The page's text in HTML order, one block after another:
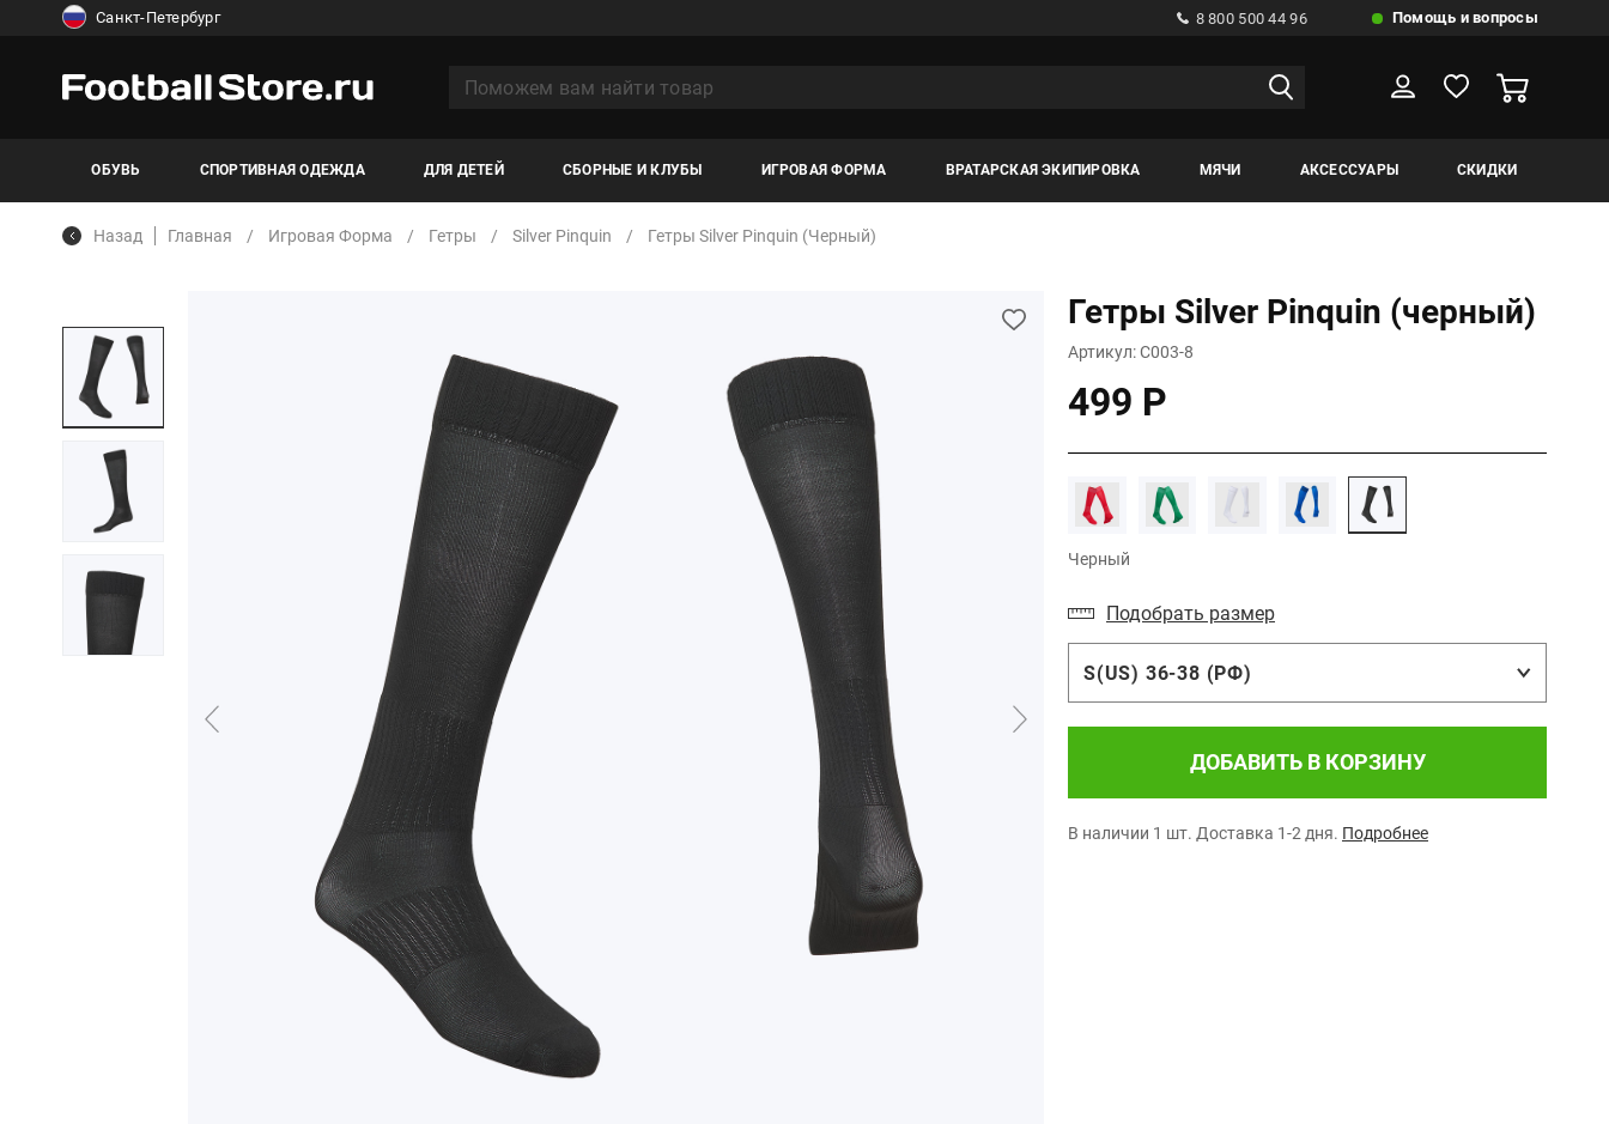
Санкт-Петербург 8 800 500 44 96 Помощь и вопросы
ОБУВЬ СПОРТИВНАЯ ОДЕЖДА ДЛЯ ДЕТЕЙ СБОРНЫЕ И КЛУБЫ ИГРОВАЯ ФОРМА ВРАТАРСКАЯ ЭКИПИРОВКА МЯЧИ АКСЕССУАРЫ СКИДКИ
Назад Главная Игровая Форма Гетры Silver Pinquin Гетры Silver Pinquin (черный)
Гетры Silver Pinquin (черный)
Артикул: С003-8
499 Р
Черный
Подобрать размер
S(US) 36-38 (РФ)
ДОБАВИТЬ В КОРЗИНУ
В наличии 1 шт. Доставка 1-2 дня. Подробнее